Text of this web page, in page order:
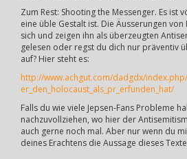
Zum Rest: Shooting the Messenger. Es ist
eine üble Gestalt ist. Die Äusserungen von
sich und zeigen ihn als überzeugten
gelesen oder regst du dich nur präventiv
auf? Hier steht es:
http://www.achgut.com/dadgdx/
er_den_holocaust_als_pr_erfunden_hat/
Falls du wie viele Jepsen-Fans Probleme
nachzuvollziehen, wo hier der
auch gerne noch mal. Aber nur wenn du
deines Erachtens die Aussage dieses